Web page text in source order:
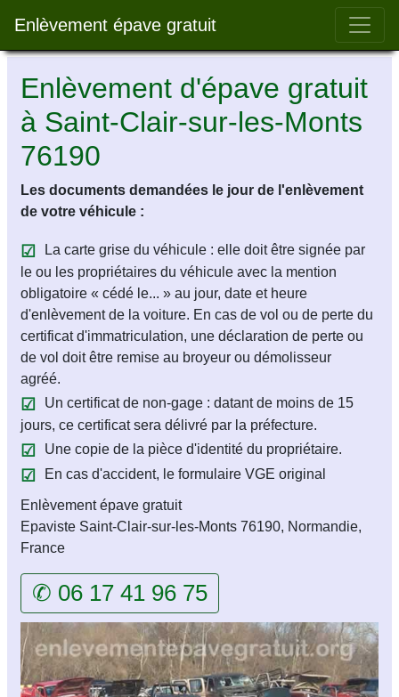
Enlèvement épave gratuit Bar
Enlèvement d'épave gratuit
à Saint-Clair-sur-les-Monts
76190
Les documents demandées le jour de l'enlèvement
de votre véhicule :
La carte grise du véhicule : elle doit être signée par
le ou les propriétaires du véhicule avec la mention
obligatoire « cédé le... » au jour, date et heure
d'enlèvement de la voiture. En cas de vol ou de perte du
certificat d'immatriculation, une déclaration de perte ou
de vol doit être remise au broyeur ou démolisseur
agréé.
Un certificat de non-gage : datant de moins de 15
jours, ce certificat sera délivré par la préfecture.
Une copie de la pièce d'identité du propriétaire.
En cas d'accident, le formulaire VGE original
Enlèvement épave gratuit
Epaviste Saint-Clair-sur-les-Monts 76190, Normandie,
France
✆ 06 17 41 96 75